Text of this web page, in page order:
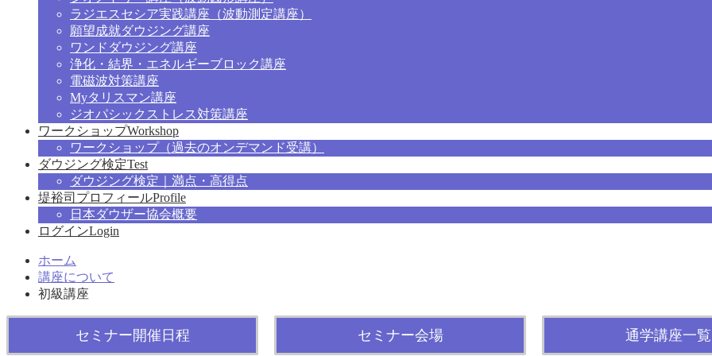
ラジエスセシア実践講座（波動測定講座）
願望成就ダウジング講座
ワンドダウジング講座
浄化・結界・エネルギーブロック講座
電磁波対策講座
Myタリスマン講座
ジオパシックストレス対策講座
ワークショップWorkshop
ワークショップ（過去のオンデマンド受講）
ダウジング検定Test
ダウジング検定｜満点・高得点
堤裕司プロフィールProfile
日本ダウザー協会概要
ログインLogin
ホーム
講座について
初級講座
セミナー開催日程 セミナー会場 通学講座一覧